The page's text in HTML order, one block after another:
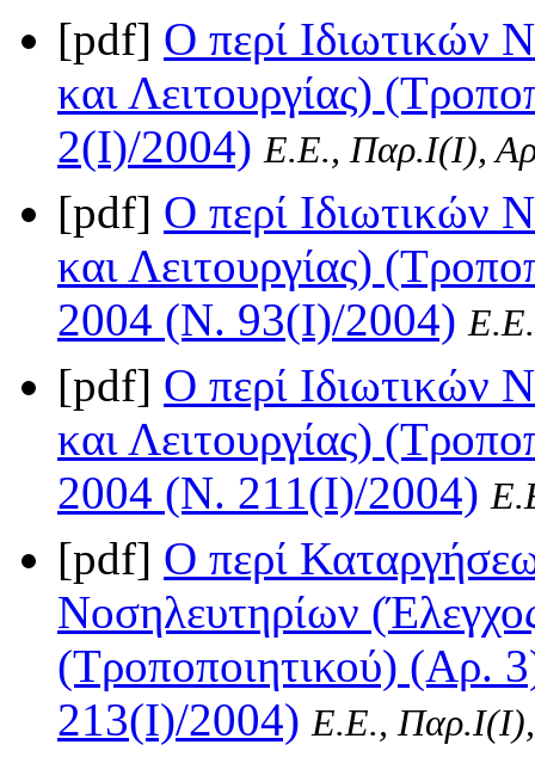
[pdf] Ο περί Ιδιωτικών
και Λειτουργίας)
2(I)/2004) Ε.Ε., Παρ.Ι(I),
[pdf] Ο περί Ιδιωτικών
και Λειτουργίας)
2004 (Ν. 93(I)/2004)
[pdf] Ο περί Ιδιωτικών
και Λειτουργίας)
2004 (Ν. 211(I)/2004)
[pdf] Ο περί
Νοσηλευτηρίων
(Τροποποιητικού) (Αρ.
213(I)/2004) Ε.Ε.,